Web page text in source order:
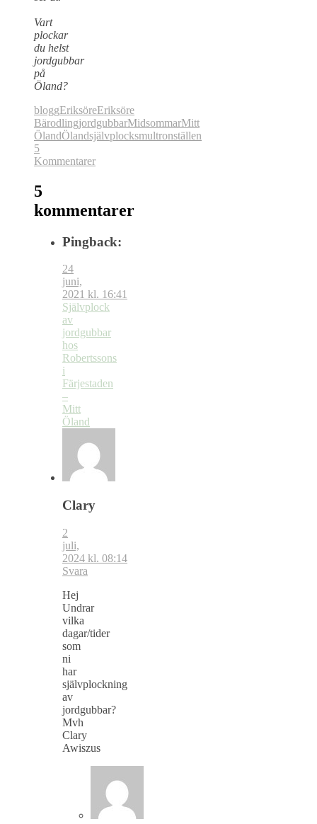
Vart
plockar
du helst
jordgubbar
på
Öland?
bloggEriksöreEriksöre
BärodlingjordgubbarMidsommarMitt
ÖlandÖlandsjälvplocksmultronställen
5
Kommentarer
5
kommentarer
Pingback:
24
juni,
2021 kl. 16:41
Självplock
av
jordgubbar
hos
Robertssons
i
Färjestaden
–
Mitt
Öland
Clary
2
juli,
2024 kl. 08:14
Svara
Hej
Undrar
vilka
dagar/tider
som
ni
har
självplockning
av
jordgubbar?
Mvh
Clary
Awiszus